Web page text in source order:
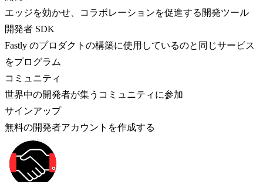
エッジを効かせ、コラボレーションを促進する開発ツール
開発者 SDK
Fastly のプロダクトの構築に使用しているのと同じサービス
をプログラム
コミュニティ
世界中の開発者が集うコミュニティに参加
サインアップ
無料の開発者アカウントを作成する